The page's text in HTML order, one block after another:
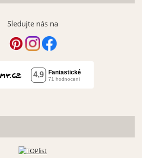
Sledujte nás na